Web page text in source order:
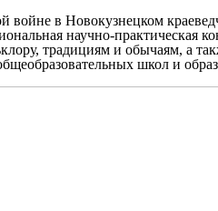
в Новокузнецком
научно-
традициям и обычаям, а
школ и